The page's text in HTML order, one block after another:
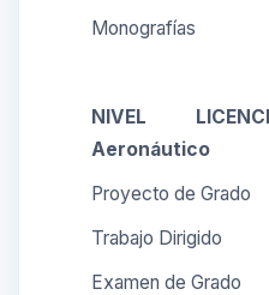
Monografías
NIVEL
Aeronáutico
Proyecto de Grado
Trabajo Dirigido
Examen de Grado